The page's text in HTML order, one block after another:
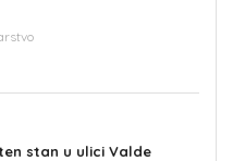
stan u ulici Valde